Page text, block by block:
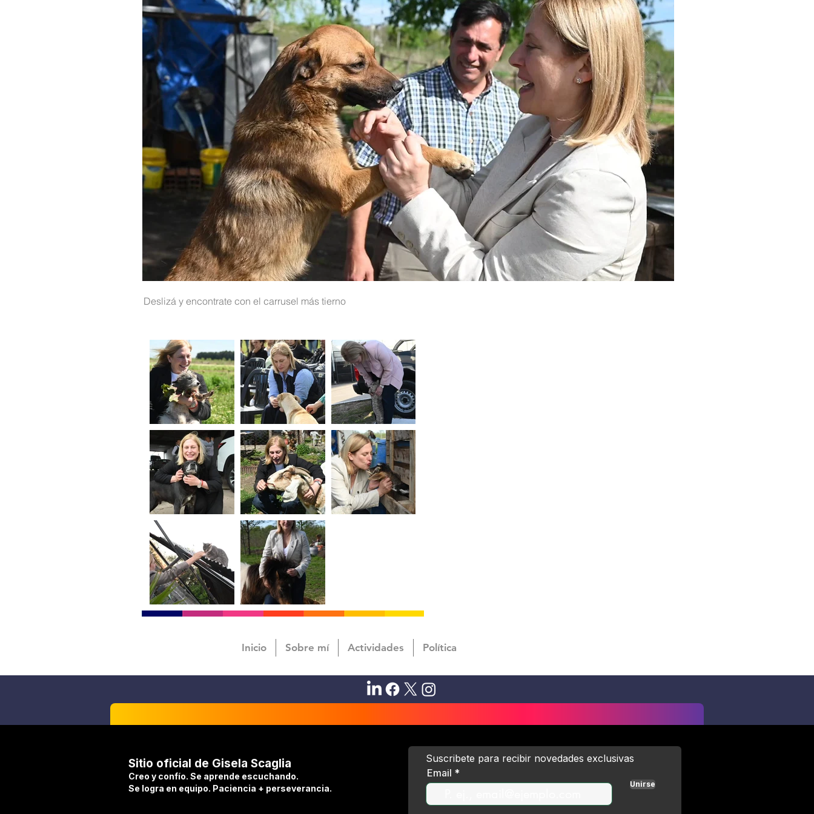
Deslizá y encontrate con el carrusel más tierno
Inicio Sobre mí Actividades Política
Sitio oficial de Gisela Scaglia
Creo y confío. Se aprende escuchando.
Se logra en equipo. Paciencia + perseverancia.
Suscribete para recibir novedades exclusivas
Email
Unirse